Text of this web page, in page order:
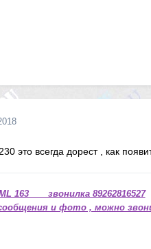
это всегда дорест , как
163 звонилка 89262816527
и фото , можно